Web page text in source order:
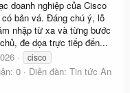
doanh nghiệp của Cisco
bản vá. Đáng chú ý, lỗ
nhập từ xa và từng bước
đe dọa trực tiếp đến...
cisco
0 Diễn đàn: Tin tức An